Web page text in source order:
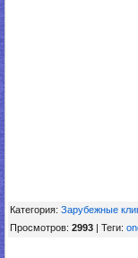
Категория: Зарубежные
Просмотров: 2993 | Теги: